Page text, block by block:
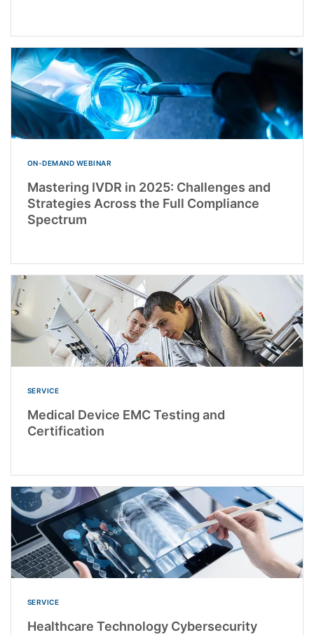
ON-DEMAND WEBINAR
Mastering IVDR in 2025: Challenges and
Strategies Across the Full Compliance
Spectrum
SERVICE
Medical Device EMC Testing and
Certification
SERVICE
Healthcare Technology Cybersecurity